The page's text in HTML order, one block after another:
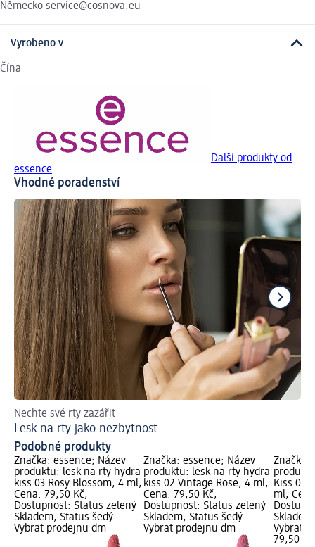
Německo service@cosnova.eu
Vyrobeno v
Čína
Další produkty od
essence
Vhodné poradenství
Nechte své rty zazářit
Lesk na rty jako nezbytnost
Podobné produkty
Značka: essence; Název
produktu: lesk na rty hydra
kiss 03 Rosy Blossom, 4 ml;
Cena: 79,50 Kč;
Dostupnost: Status zelený
Skladem, Status šedý
Vybrat prodejnu dm
Značka: essence; Název
produktu: lesk na rty hydra
kiss 02 Vintage Rose, 4 ml;
Cena: 79,50 Kč;
Dostupnost: Status zelený
Skladem, Status šedý
Vybrat prodejnu dm
Značka:
Kiss 09
ml;
Vybrat
79,50 Kč